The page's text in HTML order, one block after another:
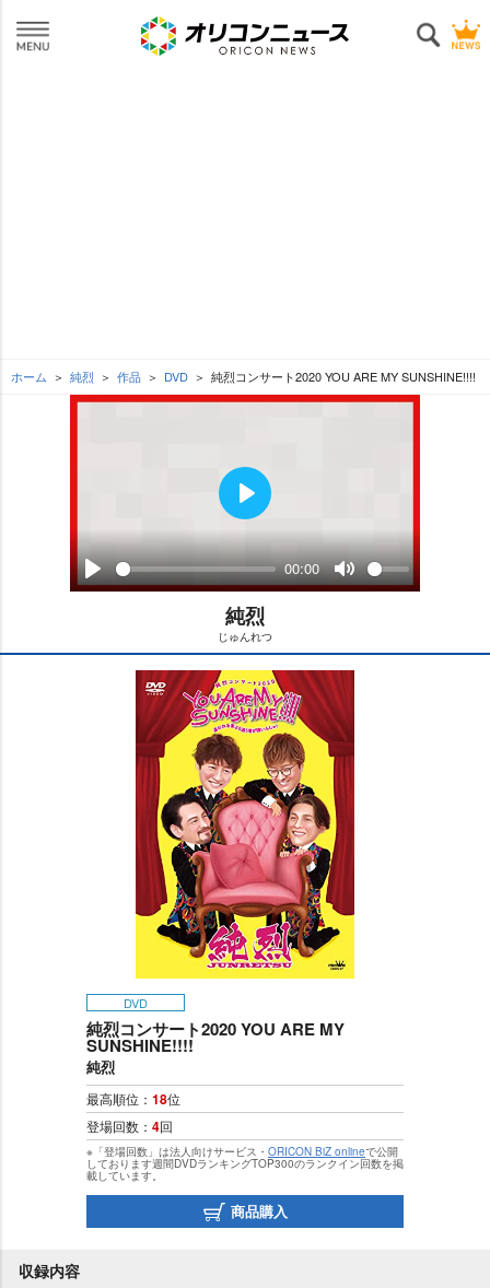
ホーム 純烈 作品 DVD 純烈コンサート2020 YOU ARE MY SUNSHINE!!!!
P
y
00:00
M
e
P
l
a
y
純烈
じゅんれつ
DVD
純烈コンサート2020 YOU ARE MY
SUNSHINE!!!!
純烈
最高順位： 18位
登場回数： 4回
※「登場回数」は法人向けサービス・ ORICON BiZ onlineで公開
しております週間DVDランキングTOP300のランクイン回数を掲
載しています。
商品購入
収録内容